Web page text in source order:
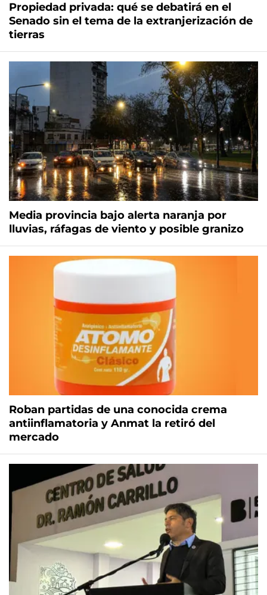
Propiedad privada: qué se debatirá en el
Senado sin el tema de la extranjerización de
tierras
Media provincia bajo alerta naranja por
lluvias, ráfagas de viento y posible granizo
Roban partidas de una conocida crema
antiinflamatoria y Anmat la retiró del
mercado